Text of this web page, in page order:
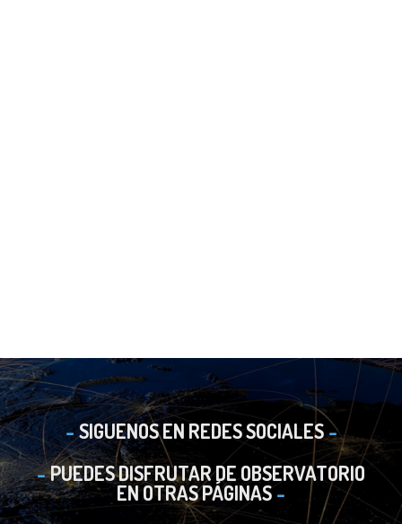
SIGUENOS EN REDES SOCIALES
PUEDES DISFRUTAR DE OBSERVATORIO
EN OTRAS PÁGINAS